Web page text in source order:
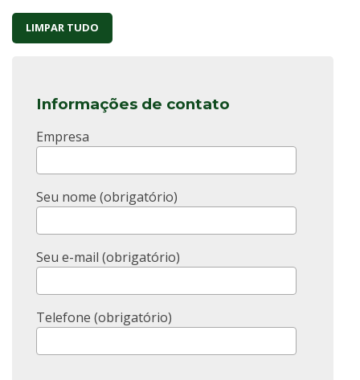
LIMPAR TUDO
Informações de contato
Empresa
Seu nome (obrigatório)
Seu e-mail (obrigatório)
Telefone (obrigatório)